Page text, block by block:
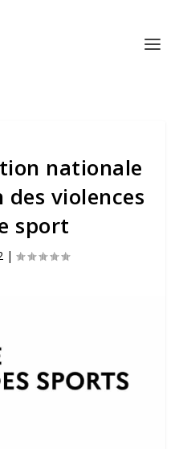
nationale
violences
sport
|